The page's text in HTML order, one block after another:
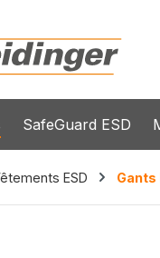
SafeGuard ESD
ESD Gants